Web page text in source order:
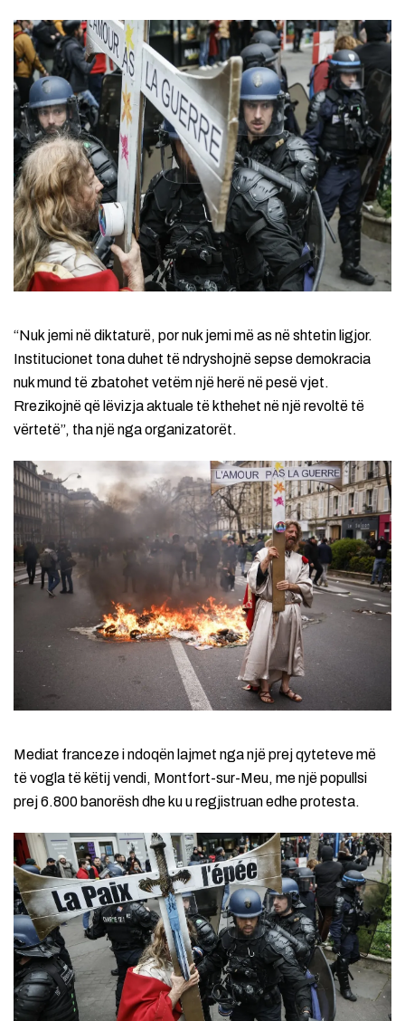
“Nuk jemi në diktaturë, por nuk jemi më as në shtetin ligjor.
Institucionet tona duhet të ndryshojnë sepse demokracia
nuk mund të zbatohet vetëm një herë në pesë vjet.
Rrezikojnë që lëvizja aktuale të kthehet në një revoltë të
vërtetë”, tha një nga organizatorët.
Mediat franceze i ndoqën lajmet nga një prej qyteteve më
të vogla të këtij vendi, Montfort-sur-Meu, me një popullsi
prej 6.800 banorësh dhe ku u regjistruan edhe protesta.